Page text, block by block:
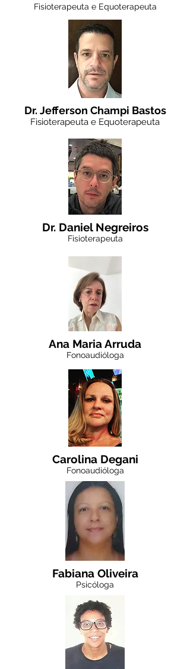
Fisioterapeuta e Equoterapeuta
Dr. Jefferson Champi Bastos
Fisioterapeuta e Equoterapeuta
Dr. Daniel Negreiros
Fisioterapeuta
Ana Maria Arruda
Fonoaudióloga
Carolina Degani
Fonoaudióloga
Fabiana Oliveira
Psicóloga